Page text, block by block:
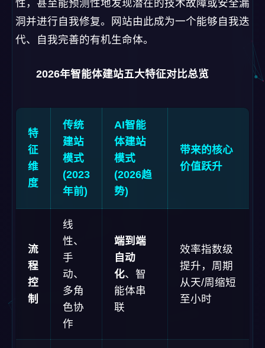
性，甚至能预测性地发现潜在的技术故障或安全漏
洞并进行自我修复。网站由此成为一个能够自我迭
代、自我完善的有机生命体。
2026年智能体建站五大特征对比总览
特
征
维
度
传统
建站
模式
(2023
年前)
AI智能
体建站
模式
(2026趋
势)
带来的核心
价值跃升
流
程
控
制
线
性、
手
动、
多角
色协
作
端到端
自动
化、智
能体串
联
效率指数级
提升，周期
从天/周缩短
至小时